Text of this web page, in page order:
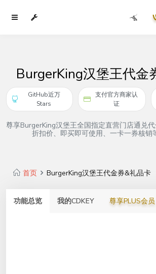
BurgerKing汉堡王代金
GitHub近万
Stars
支付官方商家认
证
尊享BurgerKing汉堡王全国指定直营门店通兑
折扣价、即买即可使用、一卡一券核销
首页 BurgerKing汉堡王代金券&礼品卡
功能总览 我的CDKEY 尊享PLUS会员